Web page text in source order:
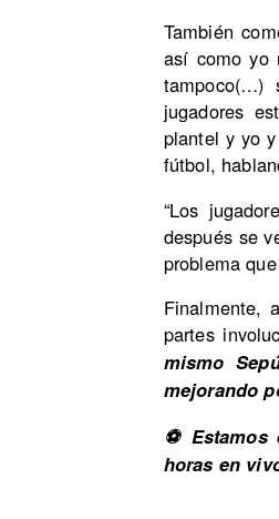
También
así como yo
tampoco(…)
jugadores
plantel y yo
fútbol,
“Los
después se
problema
Finalmente,
partes
mismo
mejorando
⚽
horas en